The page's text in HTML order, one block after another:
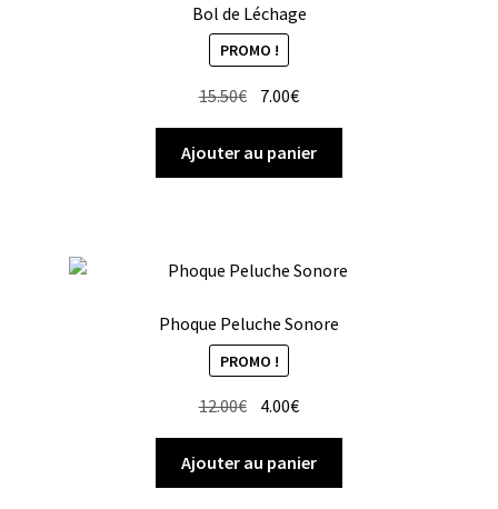
Bol de Léchage
PROMO !
15.50€ Le
prix
initial
était :
7.00€Le
prix
actuel
est :
Ajouter au panier
Phoque Peluche Sonore
PROMO !
12.00€ Le
prix
initial
était :
4.00€Le
prix
actuel
est :
Ajouter au panier